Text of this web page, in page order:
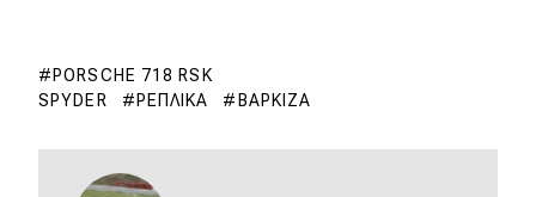
PORSCHE 718 RSK
SPYDER
ΡΈΠΛΙΚΑ ΒΆΡΚΙΖΑ